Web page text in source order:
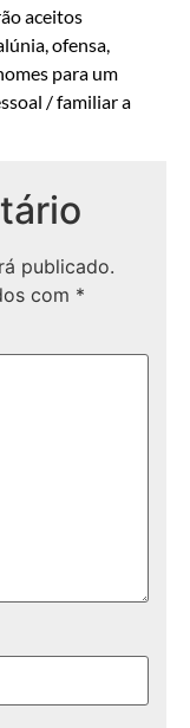
aceitos
ofensa,
para um
/ familiar a
publicado.
com *